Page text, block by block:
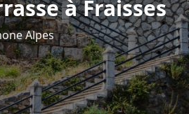
-Confidentialité- Service proposé parViteUnDevis.com-Vous
à Fraisses
Alpes